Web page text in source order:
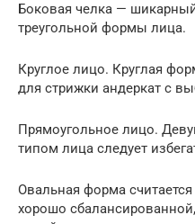
Боковая челка —
треугольной формы лица.
Круглое лицо. Круглая
для стрижки андеркат с
Прямоугольное лицо.
типом лица следует
Овальная форма
хорошо